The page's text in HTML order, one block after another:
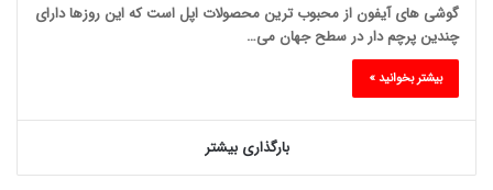
گوشی های آیفون از محبوب ترین محصولات اپل است که این روزها دارای
چندین پرچم دار در سطح جهان می…
بیشتر بخوانید »
بارگذاری بیشتر